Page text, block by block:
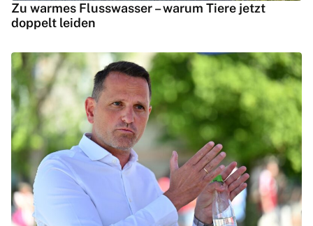
Zu warmes Flusswasser – warum Tiere jetzt
doppelt leiden